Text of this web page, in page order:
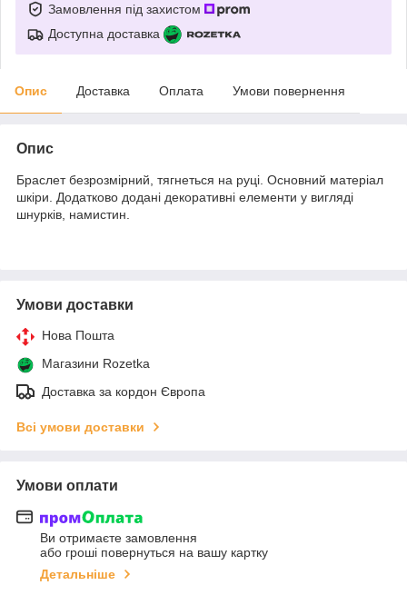
Замовлення під захистом
Доступна доставка
Опис Доставка Оплата Умови повернення
Опис
Браслет безрозмірний, тягнеться на руці. Основний матеріал
шкіри. Додатково додані декоративні елементи у вигляді
шнурків, намистин.
Умови доставки
Нова Пошта
Магазини Rozetka
Доставка за кордон Європа
Всі умови доставки
Умови оплати
Ви отримаєте замовлення
або гроші повернуться на вашу картку
Детальніше